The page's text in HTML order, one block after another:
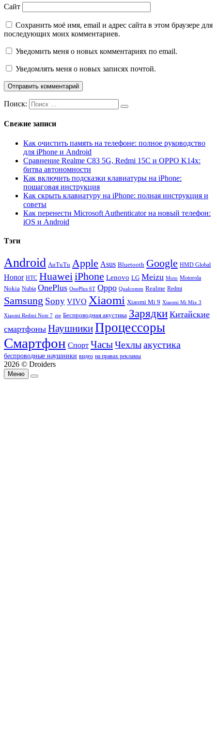
Сайт
Сохранить моё имя, email и адрес сайта в этом браузере для
последующих моих комментариев.
Уведомить меня о новых комментариях по email.
Уведомлять меня о новых записях почтой.
Поиск:
Свежие записи
Как очистить память на телефоне: полное руководство
для iPhone и Android
Сравнение Realme C83 5G, Redmi 15C и OPPO K14x:
битва автономности
Как включить подсказки клавиатуры на iPhone:
пошаговая инструкция
Как скрыть клавиатуру на iPhone: полная инструкция и
советы
Как перенести Microsoft Authenticator на новый телефон:
iOS и Android
Тэги
Android AnTuTu Apple Asus Bluetooth Google HMD Global
Honor HTC HuaweiiPhone Lenovo LG Meizu Moto Motorola
Nokia Nubia OnePlus OnePlus 6T Oppo Qualcomm Realme Redmi
Samsung Sony VIVO Xiaomi Xiaomi Mi 9 Xiaomi Mi Mix 3
Xiaomi Redmi Note 7 zte Беспроводная акустика Зарядки Китайские
смартфоны НаушникиПроцессоры
Смартфон Спорт ЧасыЧехлыакустика
беспроводные наушники видео на правах рекламы
2026 © Droiders
Меню